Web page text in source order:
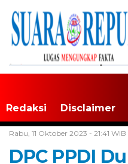
Redaksi Disclaimer
Rabu, 11 Oktober 2023 - 21:41 WIB
DPC PPDI